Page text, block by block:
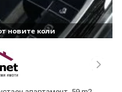
новите коли